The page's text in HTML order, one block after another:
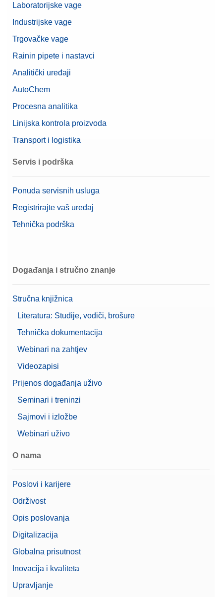
Laboratorijske vage
Industrijske vage
Trgovačke vage
Rainin pipete i nastavci
Analitički uređaji
AutoChem
Procesna analitika
Linijska kontrola proizvoda
Transport i logistika
Servis i podrška
Ponuda servisnih usluga
Registrirajte vaš uređaj
Tehnička podrška
Događanja i stručno znanje
Stručna knjižnica
Literatura: Studije, vodiči, brošure
Tehnička dokumentacija
Webinari na zahtjev
Videozapisi
Prijenos događanja uživo
Seminari i treninzi
Sajmovi i izložbe
Webinari uživo
O nama
Poslovi i karijere
Održivost
Opis poslovanja
Digitalizacija
Globalna prisutnost
Inovacija i kvaliteta
Upravljanje